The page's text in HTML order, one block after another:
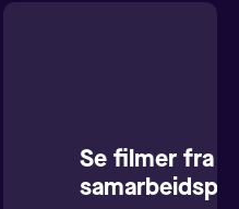
Se filmer fra